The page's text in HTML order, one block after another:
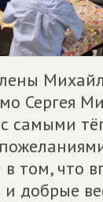
Сергея
самыми
в том, что
добрые